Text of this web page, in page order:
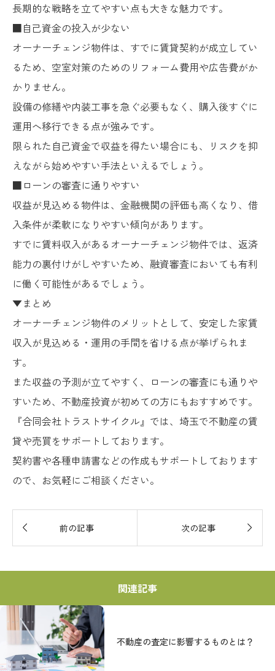
長期的な戦略を立てやすい点も大きな魅力です。
■自己資金の投入が少ない
オーナーチェンジ物件は、すでに賃貸契約が成立してい
るため、空室対策のためのリフォーム費用や広告費がか
かりません。
設備の修繕や内装工事を急ぐ必要もなく、購入後すぐに
運用へ移行できる点が強みです。
限られた自己資金で収益を得たい場合にも、リスクを抑
えながら始めやすい手法といえるでしょう。
■ローンの審査に通りやすい
収益が見込める物件は、金融機関の評価も高くなり、借
入条件が柔軟になりやすい傾向があります。
すでに賃料収入があるオーナーチェンジ物件では、返済
能力の裏付けがしやすいため、融資審査においても有利
に働く可能性があるでしょう。
▼まとめ
オーナーチェンジ物件のメリットとして、安定した家賃
収入が見込める・運用の手間を省ける点が挙げられま
す。
また収益の予測が立てやすく、ローンの審査にも通りや
すいため、不動産投資が初めての方にもおすすめです。
『合同会社トラストサイクル』では、埼玉で不動産の賃
貸や売買をサポートしております。
契約書や各種申請書などの作成もサポートしております
ので、お気軽にご相談ください。
 前の記事 次の記事 
関連記事
不動産の査定に影響するものとは？